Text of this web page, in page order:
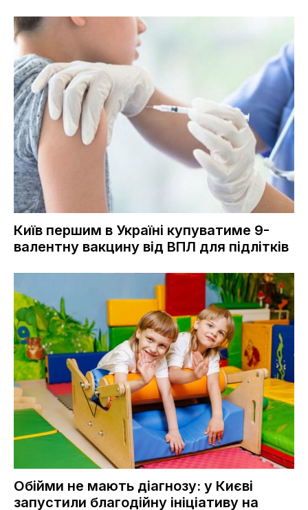
Київ першим в Україні купуватиме 9-
валентну вакцину від ВПЛ для підлітків
Обійми не мають діагнозу: у Києві
запустили благодійну ініціативу на